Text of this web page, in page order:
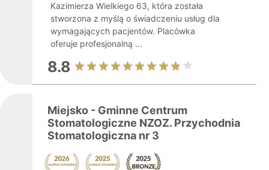
Kazimierza Wielkiego 63, która została
stworzona z myślą o świadczeniu usług dla
wymagających pacjentów. Placówka
oferuje profesjonalną ...
8.8
Miejsko - Gminne Centrum
Stomatologiczne NZOZ. Przychodnia
Stomatologiczna nr 3